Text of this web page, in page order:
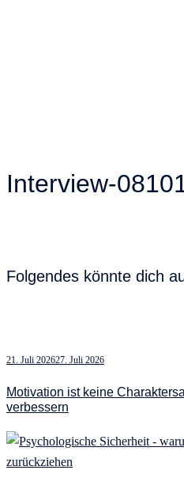
Interview-
Folgendes könnte dich
21. Juli 202627. Juli 2026
Motivation ist keine
verbessern